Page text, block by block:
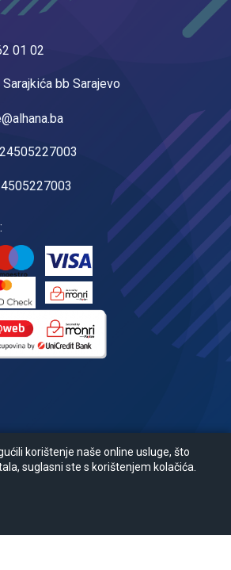
01 02
Sarajkića bb Sarajevo
korištenje naše online usluge, što
suglasni ste s korištenjem kolačića.